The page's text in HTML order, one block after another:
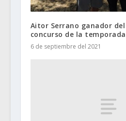
Aitor Serrano ganador
concurso de la temporada
6 de septiembre del 2021